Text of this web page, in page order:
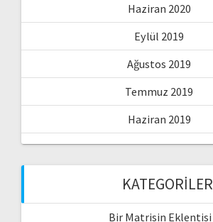
Haziran 2020
Eylül 2019
Ağustos 2019
Temmuz 2019
Haziran 2019
KATEGORILER
Bir Matrisin Eklentisi